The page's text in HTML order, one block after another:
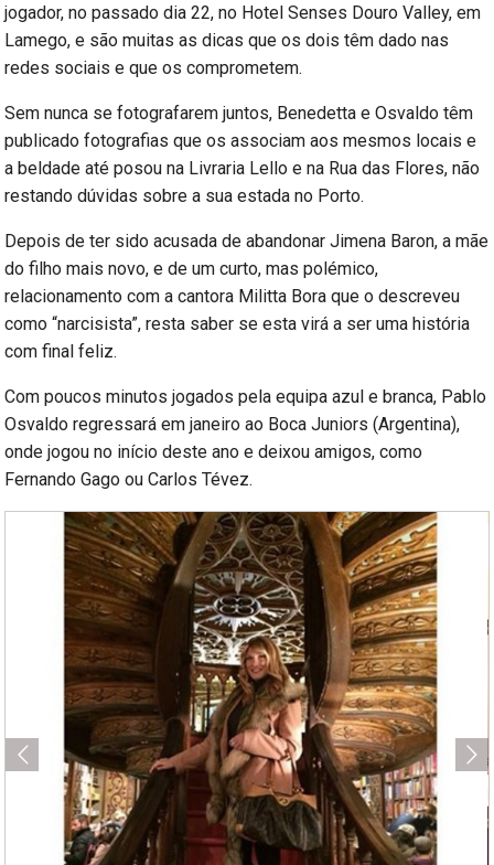
jogador, no passado dia 22, no Hotel Senses Douro Valley, em
Lamego, e são muitas as dicas que os dois têm dado nas
redes sociais e que os comprometem.
Sem nunca se fotografarem juntos, Benedetta e Osvaldo têm
publicado fotografias que os associam aos mesmos locais e
a beldade até posou na Livraria Lello e na Rua das Flores, não
restando dúvidas sobre a sua estada no Porto.
Depois de ter sido acusada de abandonar Jimena Baron, a mãe
do filho mais novo, e de um curto, mas polémico,
relacionamento com a cantora Militta Bora que o descreveu
como “narcisista”, resta saber se esta virá a ser uma história
com final feliz.
Com poucos minutos jogados pela equipa azul e branca, Pablo
Osvaldo regressará em janeiro ao Boca Juniors (Argentina),
onde jogou no início deste ano e deixou amigos, como
Fernando Gago ou Carlos Tévez.